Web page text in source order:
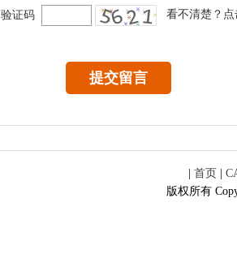
验证码 看不清楚？点
首页
版权所有